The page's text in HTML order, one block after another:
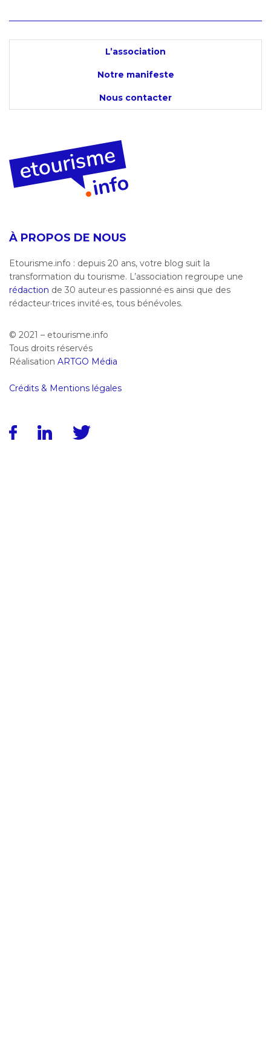
L’association
Notre manifeste
Nous contacter
À PROPOS DE NOUS
Etourisme.info : depuis 20 ans, votre blog suit la
transformation du tourisme. L’association regroupe une
rédaction de 30 auteur·es passionné·es ainsi que des
rédacteur·trices invité·es, tous bénévoles.
© 2021 – etourisme.info
Tous droits réservés
Réalisation ARTGO Média
Crédits & Mentions légales